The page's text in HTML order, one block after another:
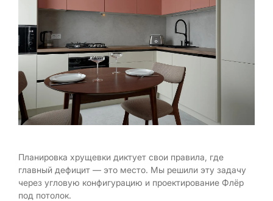
Планировка хрущевки диктует свои правила, где
главный дефицит — это место. Мы решили эту задачу
через угловую конфигурацию и проектирование Флёр
под потолок.